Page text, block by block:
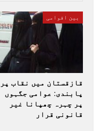
بین اقوامی
قازقستان میں نقاب پر
پابندی: عوامی جگہوں
پر چہرہ چھپانا غیر
قانونی قرار